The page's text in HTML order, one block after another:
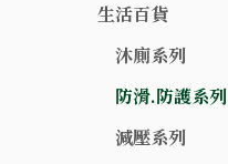
生活百貨
沐廁系列
防滑.防護系列
減壓系列